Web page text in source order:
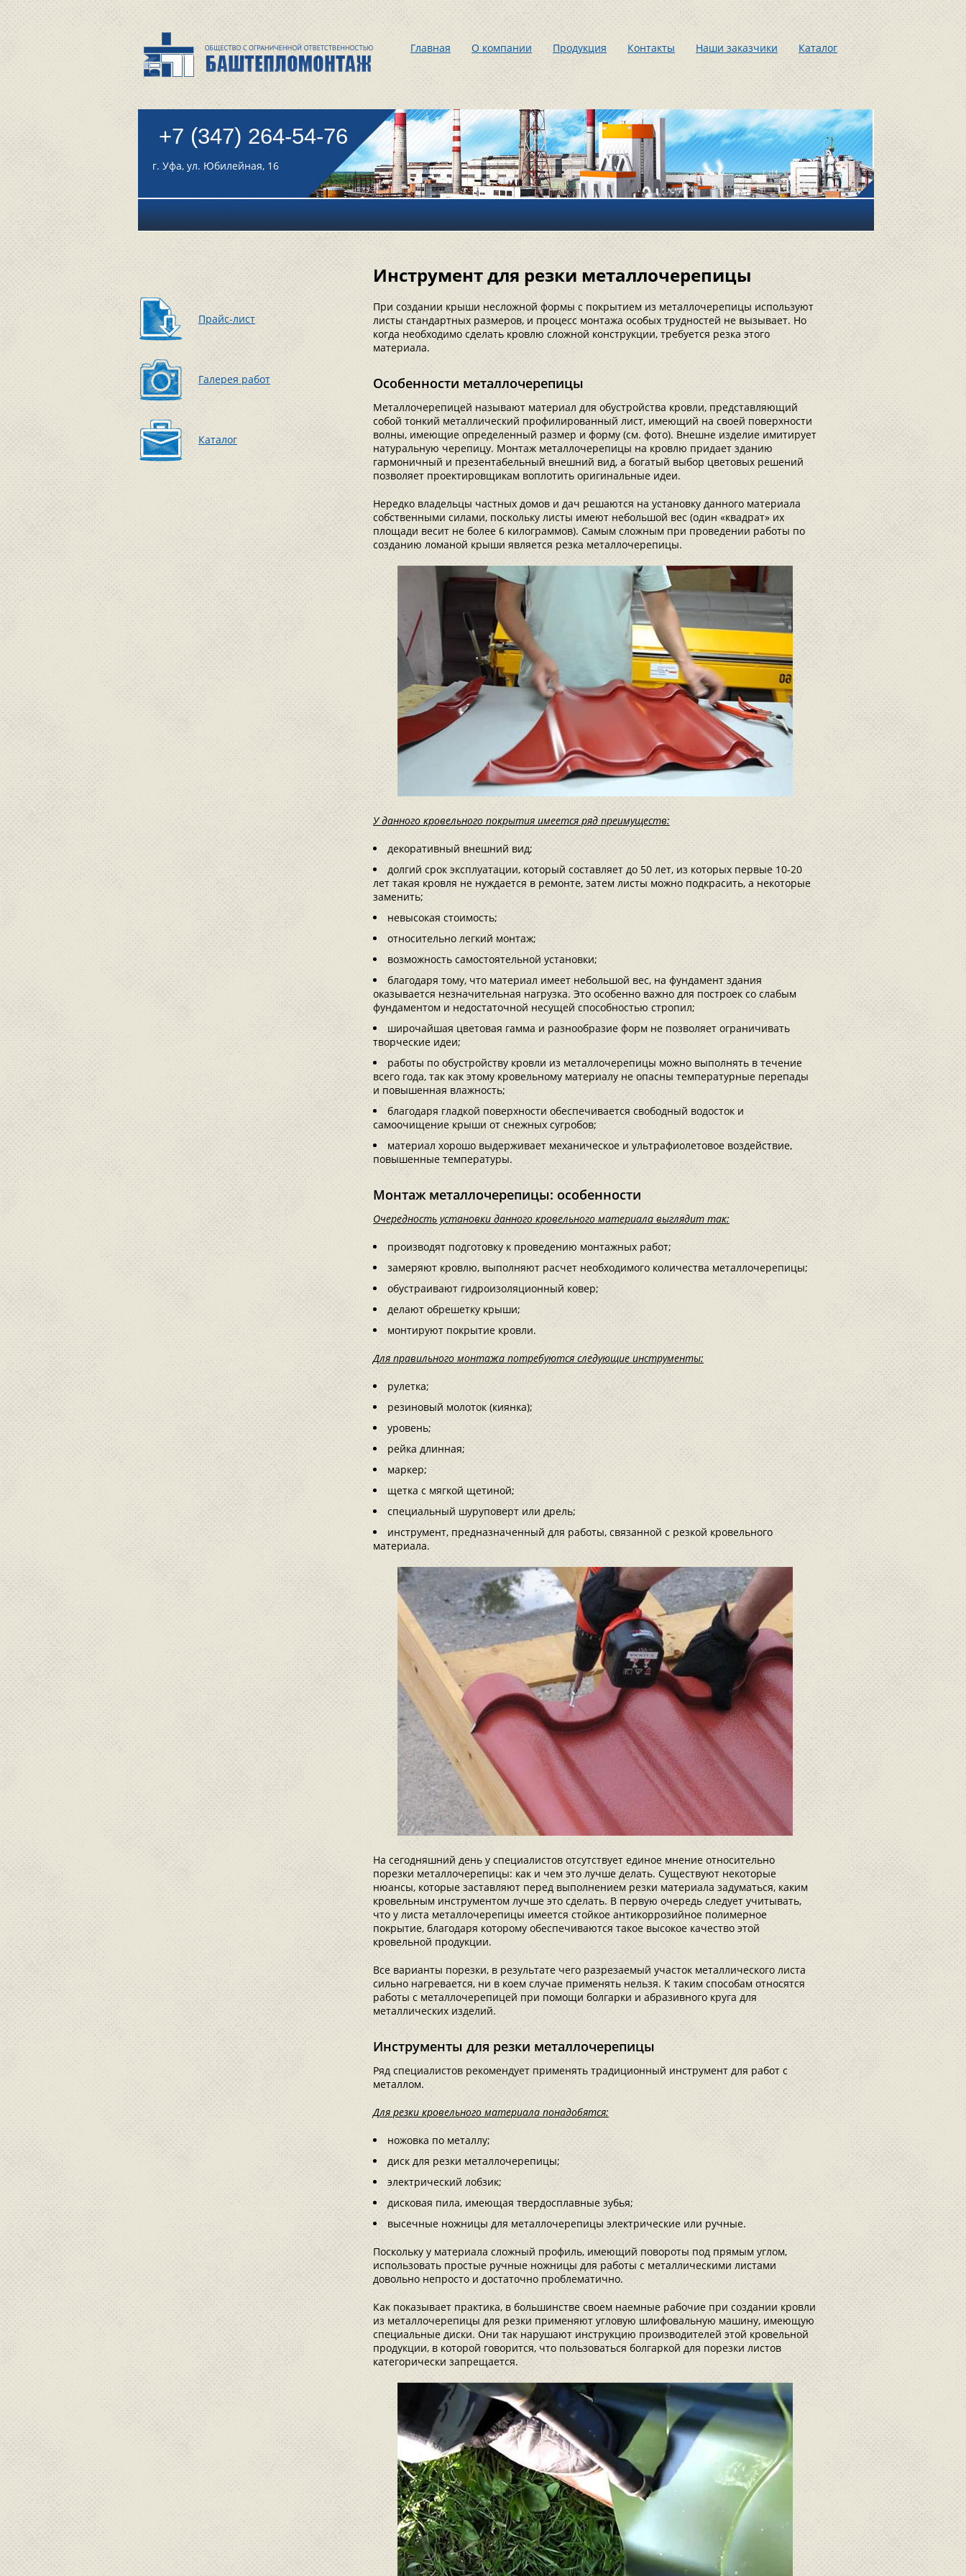
Главная О компании Продукция Контакты Наши заказчики Каталог
+7 (347) 264-54-76
г. Уфа, ул. Юбилейная, 16
Прайс-лист
Галерея работ
Каталог
Инструмент для резки металлочерепицы
При создании крыши несложной формы с покрытием из металлочерепицы используют
листы стандартных размеров, и процесс монтажа особых трудностей не вызывает. Но
когда необходимо сделать кровлю сложной конструкции, требуется резка этого
материала.
Особенности металлочерепицы
Металлочерепицей называют материал для обустройства кровли, представляющий
собой тонкий металлический профилированный лист, имеющий на своей поверхности
волны, имеющие определенный размер и форму (см. фото). Внешне изделие имитирует
натуральную черепицу. Монтаж металлочерепицы на кровлю придает зданию
гармоничный и презентабельный внешний вид, а богатый выбор цветовых решений
позволяет проектировщикам воплотить оригинальные идеи.
Нередко владельцы частных домов и дач решаются на установку данного материала
собственными силами, поскольку листы имеют небольшой вес (один «квадрат» их
площади весит не более 6 килограммов). Самым сложным при проведении работы по
созданию ломаной крыши является резка металлочерепицы.
У данного кровельного покрытия имеется ряд преимуществ:
декоративный внешний вид;
долгий срок эксплуатации, который составляет до 50 лет, из которых первые 10-20
лет такая кровля не нуждается в ремонте, затем листы можно подкрасить, а некоторые
заменить;
невысокая стоимость;
относительно легкий монтаж;
возможность самостоятельной установки;
благодаря тому, что материал имеет небольшой вес, на фундамент здания
оказывается незначительная нагрузка. Это особенно важно для построек со слабым
фундаментом и недостаточной несущей способностью стропил;
широчайшая цветовая гамма и разнообразие форм не позволяет ограничивать
творческие идеи;
работы по обустройству кровли из металлочерепицы можно выполнять в течение
всего года, так как этому кровельному материалу не опасны температурные перепады
и повышенная влажность;
благодаря гладкой поверхности обеспечивается свободный водосток и
самоочищение крыши от снежных сугробов;
материал хорошо выдерживает механическое и ультрафиолетовое воздействие,
повышенные температуры.
Монтаж металлочерепицы: особенности
Очередность установки данного кровельного материала выглядит так:
производят подготовку к проведению монтажных работ;
замеряют кровлю, выполняют расчет необходимого количества металлочерепицы;
обустраивают гидроизоляционный ковер;
делают обрешетку крыши;
монтируют покрытие кровли.
Для правильного монтажа потребуются следующие инструменты:
рулетка;
резиновый молоток (киянка);
уровень;
рейка длинная;
маркер;
щетка с мягкой щетиной;
специальный шуруповерт или дрель;
инструмент, предназначенный для работы, связанной с резкой кровельного
материала.
На сегодняшний день у специалистов отсутствует единое мнение относительно
порезки металлочерепицы: как и чем это лучше делать. Существуют некоторые
нюансы, которые заставляют перед выполнением резки материала задуматься, каким
кровельным инструментом лучше это сделать. В первую очередь следует учитывать,
что у листа металлочерепицы имеется стойкое антикоррозийное полимерное
покрытие, благодаря которому обеспечиваются такое высокое качество этой
кровельной продукции.
Все варианты порезки, в результате чего разрезаемый участок металлического листа
сильно нагревается, ни в коем случае применять нельзя. К таким способам относятся
работы с металлочерепицей при помощи болгарки и абразивного круга для
металлических изделий.
Инструменты для резки металлочерепицы
Ряд специалистов рекомендует применять традиционный инструмент для работ с
металлом.
Для резки кровельного материала понадобятся:
ножовка по металлу;
диск для резки металлочерепицы;
электрический лобзик;
дисковая пила, имеющая твердосплавные зубья;
высечные ножницы для металлочерепицы электрические или ручные.
Поскольку у материала сложный профиль, имеющий повороты под прямым углом,
использовать простые ручные ножницы для работы с металлическими листами
довольно непросто и достаточно проблематично.
Как показывает практика, в большинстве своем наемные рабочие при создании кровли
из металлочерепицы для резки применяют угловую шлифовальную машину, имеющую
специальные диски. Они так нарушают инструкцию производителей этой кровельной
продукции, в которой говорится, что пользоваться болгаркой для порезки листов
категорически запрещается.